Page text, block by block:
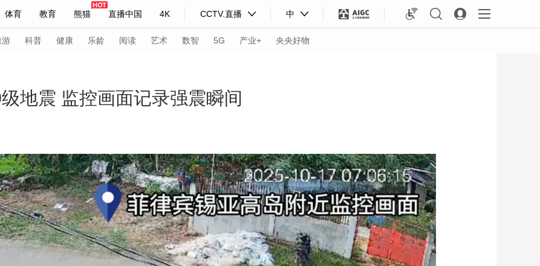
体育 教育 熊猫 直播中国 4K CCTV.直播 中
妙语 热解读 天天学习
持人 下载央视影音
游 科普 健康 乐龄 阅读 艺术 数智 5G 产业+ 央央好物
习式妙语 央视快评 央视网评 光华锐评 锋面
道 VR/AR 4K专区 全景新闻
入列 人生第一次 人生第二次
奥会 CBA NBA 中超 国足 国际足球 网球 综合体育 亚冬会
冰雪道路 足球道路
地震 监控画面记录强震瞬间